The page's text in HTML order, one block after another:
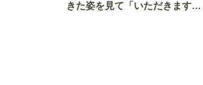
きた姿を見て「いただきます」